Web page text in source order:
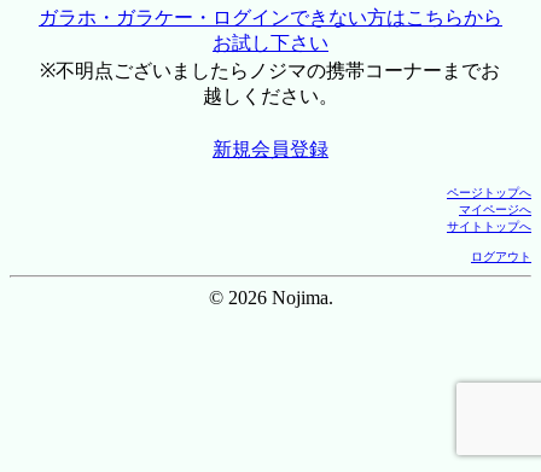
ガラホ・ガラケー・ログインできない方はこちらから
お試し下さい
※不明点ございましたらノジマの携帯コーナーまでお
越しください。
新規会員登録
ページトップへ
マイページへ
サイトトップへ
ログアウト
© 2026 Nojima.